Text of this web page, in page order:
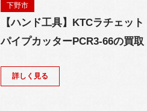
下野市
【ハンド工具】KTCラチェット
パイプカッターPCR3-66の買取
詳しく見る